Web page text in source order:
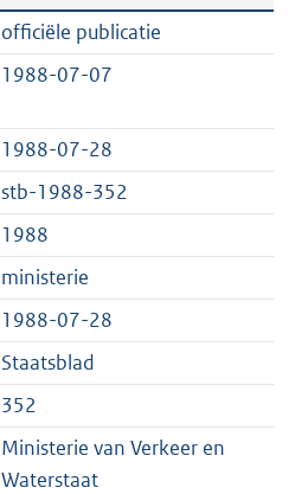
n
d
s
r
o
o
t
e
:
1
b
a
n
d
g
r
o
t
e
:
K
b
officiële publicatie
1988-07-07
1988-07-28
stb-1988-352
1988
ministerie
1988-07-28
Staatsblad
352
Ministerie van Verkeer en
Waterstaat